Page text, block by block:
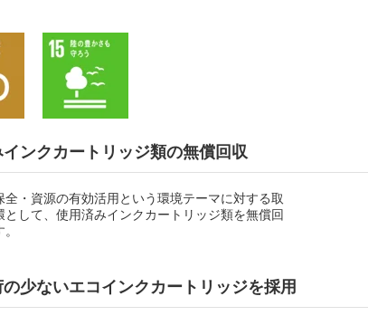
ンクカートリッジ類の無償回収
全・資源の有効活用という環境テーマに対する取
として、使用済みインクカートリッジ類を無償回
少ないエコインクカートリッジを採用